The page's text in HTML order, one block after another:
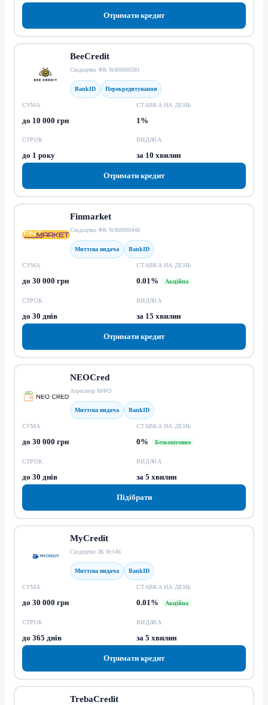
Отримати кредит
BeeCredit
Свідоцтво ФК №В0000381
BankID Перекредитування
СУМА
до 10 000 грн
СТАВКА НА ДЕНЬ
1%
СТРОК
до 1 року
ВИДАЧА
за 10 хвилин
Отримати кредит
Finmarket
Свідоцтво ФК №В0000448
Миттєва видача BankID
СУМА
до 30 000 грн
СТАВКА НА ДЕНЬ
0.01% Акційна
СТРОК
до 30 днів
ВИДАЧА
за 15 хвилин
Отримати кредит
NEOCred
Агрегатор МФО
Миттєва видача BankID
СУМА
до 30 000 грн
СТАВКА НА ДЕНЬ
0% Безкоштовно
СТРОК
до 30 днів
ВИДАЧА
за 5 хвилин
Підібрати
MyCredit
Свідоцтво ІК №146
Миттєва видача BankID
СУМА
до 30 000 грн
СТАВКА НА ДЕНЬ
0.01% Акційна
СТРОК
до 365 днів
ВИДАЧА
за 5 хвилин
Отримати кредит
TrebaCredit